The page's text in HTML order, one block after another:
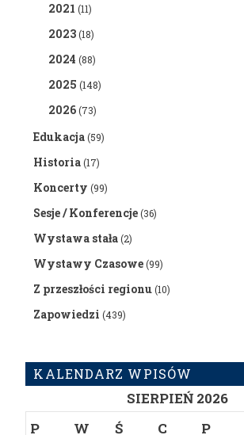
2021 (11)
2023(18)
2024 (88)
2025 (148)
2026(73)
Edukacja(59)
Historia(17)
Koncerty (99)
Sesje / Konferencje(36)
Wystawa stała(2)
Wystawy Czasowe(99)
Z przeszłości regionu(10)
Zapowiedzi (439)
KALENDARZ WPISÓW
SIERPIEŃ 2026
P
W Ś C P